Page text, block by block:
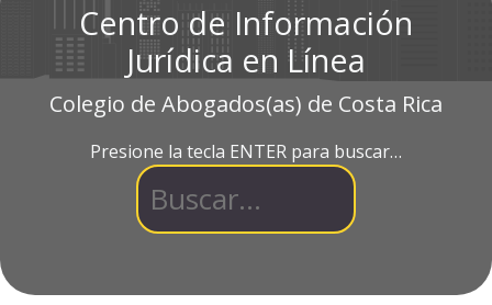
Centro de Información
Jurídica en Línea
Colegio de Abogados(as) de Costa Rica
Presione la tecla ENTER para buscar…